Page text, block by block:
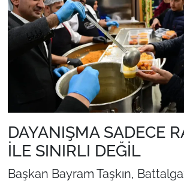
DAYANIŞMA SADECE
İLE SINIRLI DEĞİL
Başkan Bayram Taşkın,